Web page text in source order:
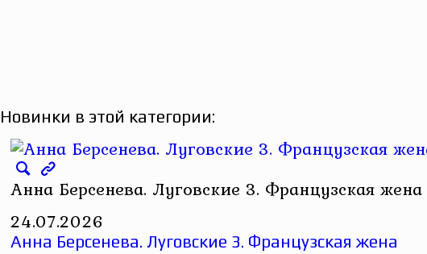
Новинки в этой категории:
Анна Берсенева. Луговские 3. Французская жена
24.07.2026
Анна Берсенева. Луговские 3. Французская жена